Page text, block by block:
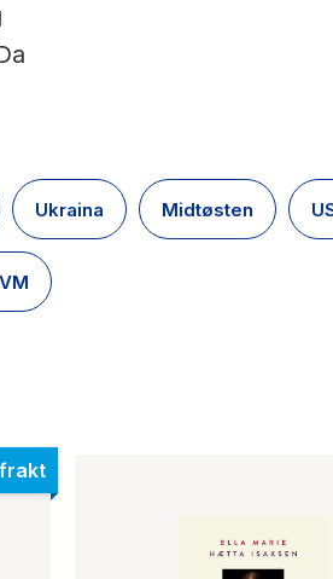
Ukraina Midtøsten